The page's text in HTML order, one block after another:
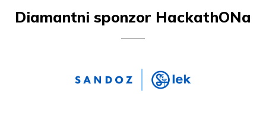
Diamantni sponzor HackathONa